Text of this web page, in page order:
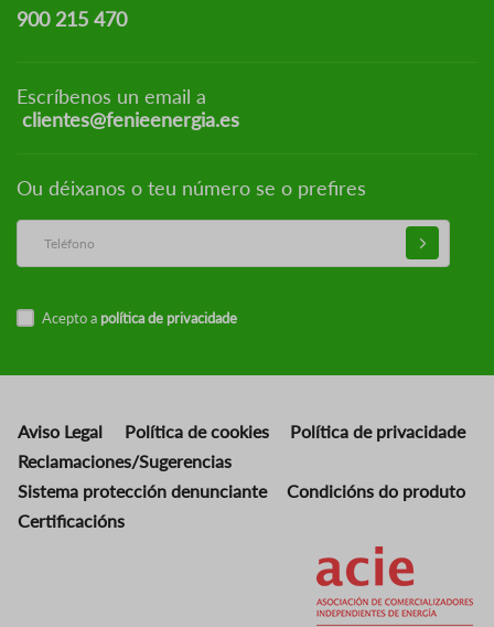
900 215 470
Escríbenos un email a
clientes@fenieenergia.es
Ou déixanos o teu número se o prefires
Acepto a política de privacidade
Aviso Legal Política de cookies
Política de privacidade
Reclamaciones/Sugerencias
Sistema protección denunciante
Condicións do produto
Certificacións